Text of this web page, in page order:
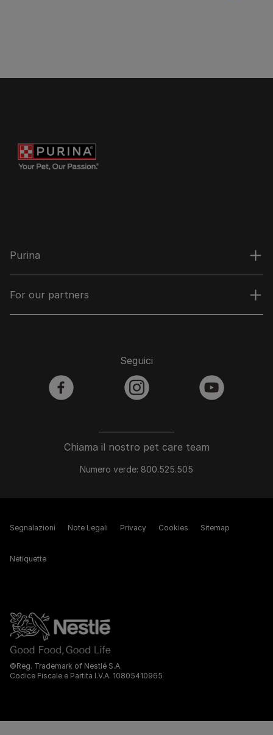
Purina
For our partners
Chiama il nostro pet care team
Numero verde: 800.525.505
Seguici
facebook instagram youtube
©Reg. Trademark of Nestlé S.A.
Codice Fiscale e Partita I.V.A. 10805410965
Segnalazioni Note Legali Privacy Cookies Sitemap
Netiquette